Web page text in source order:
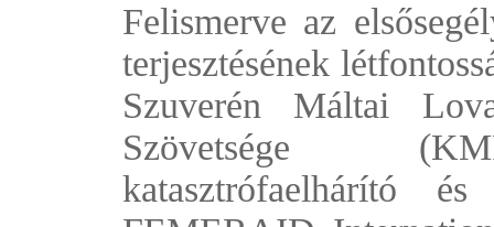
Felismerve az
terjesztésének
Szuverén Máltai
Szövetsége
katasztrófaelhárító